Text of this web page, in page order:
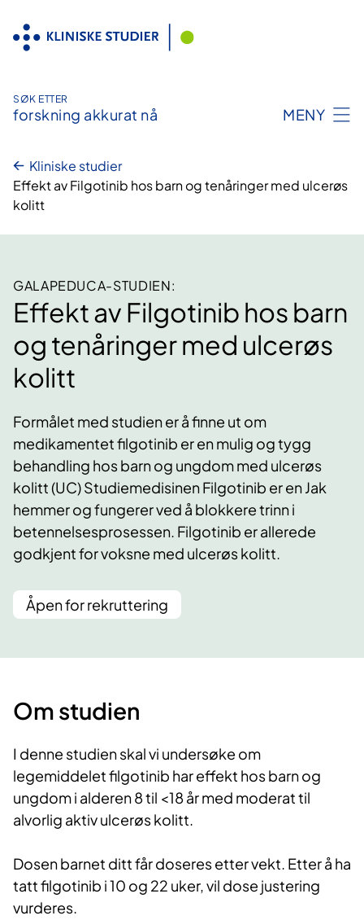
innhold
SØK ETTER
forskning akkurat nå MENY
Kliniske studier
Effekt av Filgotinib hos barn og tenåringer med ulcerøs
kolitt
GALAPEDUCA-STUDIEN:
Effekt av Filgotinib hos barn
og tenåringer med ulcerøs
kolitt
Formålet med studien er å finne ut om
medikamentet filgotinib er en mulig og tygg
behandling hos barn og ungdom med ulcerøs
kolitt (UC) Studiemedisinen Filgotinib er en Jak
hemmer og fungerer ved å blokkere trinn i
betennelsesprosessen. Filgotinib er allerede
godkjent for voksne med ulcerøs kolitt.
Åpen for rekruttering
Om studien
I denne studien skal vi undersøke om
legemiddelet filgotinib har effekt hos barn og
ungdom i alderen 8 til <18 år med moderat til
alvorlig aktiv ulcerøs kolitt.
Dosen barnet ditt får doseres etter vekt. Etter å ha
tatt filgotinib i 10 og 22 uker, vil dose justering
vurderes.